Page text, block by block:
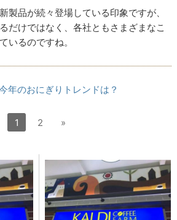
製品が続々登場している印象ですが、
だけではなく、各社ともさまざまなこ
いるのですね。
年のおにぎりトレンドは？
1 2 »